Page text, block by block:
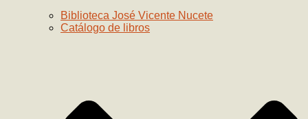
Biblioteca José Vicente Nucete
Catálogo de libros